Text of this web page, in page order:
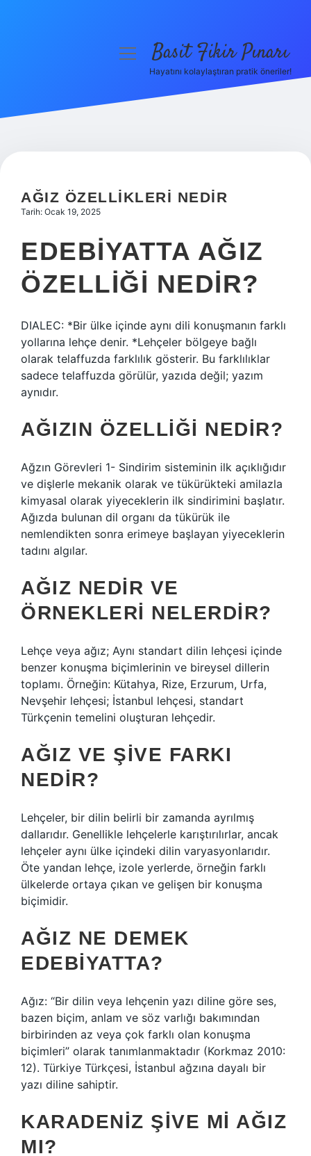
Hakkımızda
menüyüBasit Fikir Pınarı
Hayatını kolaylaştıran pratik öneriler!
AĞIZ ÖZELLIKLERI NEDIR
Tarih: Ocak 19, 2025
EDEBIYATTA AĞIZ
ÖZELLIĞI NEDIR?
DIALEC: *Bir ülke içinde aynı dili konuşmanın farklı
yollarına lehçe denir. *Lehçeler bölgeye bağlı
olarak telaffuzda farklılık gösterir. Bu farklılıklar
sadece telaffuzda görülür, yazıda değil; yazım
aynıdır.
AĞIZIN ÖZELLIĞI NEDIR?
Ağzın Görevleri 1- Sindirim sisteminin ilk açıklığıdır
ve dişlerle mekanik olarak ve tükürükteki amilazla
kimyasal olarak yiyeceklerin ilk sindirimini başlatır.
Ağızda bulunan dil organı da tükürük ile
nemlendikten sonra erimeye başlayan yiyeceklerin
tadını algılar.
AĞIZ NEDIR VE
ÖRNEKLERI NELERDIR?
Lehçe veya ağız; Aynı standart dilin lehçesi içinde
benzer konuşma biçimlerinin ve bireysel dillerin
toplamı. Örneğin: Kütahya, Rize, Erzurum, Urfa,
Nevşehir lehçesi; İstanbul lehçesi, standart
Türkçenin temelini oluşturan lehçedir.
AĞIZ VE ŞIVE FARKI
NEDIR?
Lehçeler, bir dilin belirli bir zamanda ayrılmış
dallarıdır. Genellikle lehçelerle karıştırılırlar, ancak
lehçeler aynı ülke içindeki dilin varyasyonlarıdır.
Öte yandan lehçe, izole yerlerde, örneğin farklı
ülkelerde ortaya çıkan ve gelişen bir konuşma
biçimidir.
AĞIZ NE DEMEK
EDEBIYATTA?
Ağız: “Bir dilin veya lehçenin yazı diline göre ses,
bazen biçim, anlam ve söz varlığı bakımından
birbirinden az veya çok farklı olan konuşma
biçimleri” olarak tanımlanmaktadır (Korkmaz 2010:
12). Türkiye Türkçesi, İstanbul ağzına dayalı bir
yazı diline sahiptir.
KARADENIZ ŞIVE MI AĞIZ
MI?